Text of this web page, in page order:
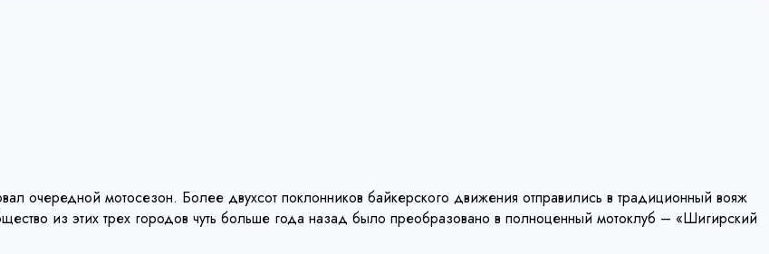
очередной мотосезон. Более двухсот поклонников байкерского движения отправились в традиционный вояж
из этих трех городов чуть больше года назад было преобразовано в полноценный мотоклуб – «Шигирский